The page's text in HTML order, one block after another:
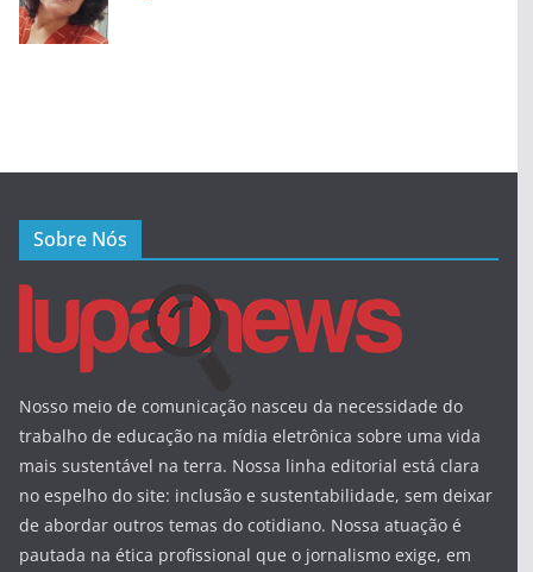
Sobre Nós
Nosso meio de comunicação nasceu da necessidade do
trabalho de educação na mídia eletrônica sobre uma vida
mais sustentável na terra. Nossa linha editorial está clara
no espelho do site: inclusão e sustentabilidade, sem deixar
de abordar outros temas do cotidiano. Nossa atuação é
pautada na ética profissional que o jornalismo exige, em